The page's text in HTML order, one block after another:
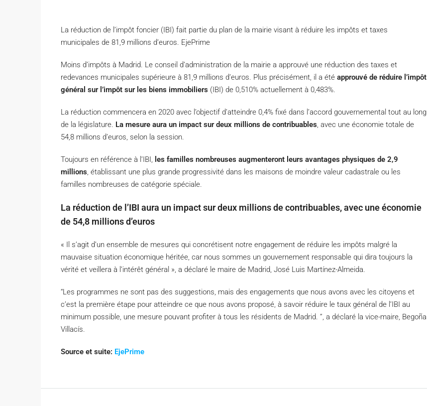
La réduction de l’impôt foncier (IBI) fait partie du plan de la mairie visant à réduire les impôts et taxes
municipales de 81,9 millions d’euros. EjePrime
Moins d’impôts à Madrid. Le conseil d’administration de la mairie a approuvé une réduction des taxes et
redevances municipales supérieure à 81,9 millions d’euros. Plus précisément, il a été approuvé de réduire l’impôt
général sur l’impôt sur les biens immobiliers (IBI) de 0,510% actuellement à 0,483%.
La réduction commencera en 2020 avec l’objectif d’atteindre 0,4% fixé dans l’accord gouvernemental tout au long
de la législature. La mesure aura un impact sur deux millions de contribuables, avec une économie totale de
54,8 millions d’euros, selon la session.
Toujours en référence à l’IBI, les familles nombreuses augmenteront leurs avantages physiques de 2,9
millions, établissant une plus grande progressivité dans les maisons de moindre valeur cadastrale ou les
familles nombreuses de catégorie spéciale.
La réduction de l’IBI aura un impact sur deux millions de contribuables, avec une économie
de 54,8 millions d’euros
« Il s’agit d’un ensemble de mesures qui concrétisent notre engagement de réduire les impôts malgré la
mauvaise situation économique héritée, car nous sommes un gouvernement responsable qui dira toujours la
vérité et veillera à l’intérêt général », a déclaré le maire de Madrid, José Luis Martínez-Almeida.
“Les programmes ne sont pas des suggestions, mais des engagements que nous avons avec les citoyens et
c’est la première étape pour atteindre ce que nous avons proposé, à savoir réduire le taux général de l’IBI au
minimum possible, une mesure pouvant profiter à tous les résidents de Madrid. ”, a déclaré la vice-maire, Begoña
Villacís.
Source et suite: EjePrime